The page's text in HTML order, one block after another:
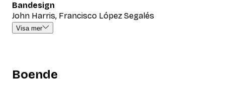
Bandesign
John Harris, Francisco López Segalés
Visa mer
Boende